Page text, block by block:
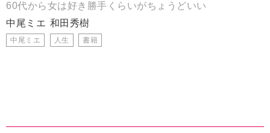
60代から女は好き勝手くらいがちょうどいい
中尾ミエ 和田秀樹
中尾ミエ 人生 書籍